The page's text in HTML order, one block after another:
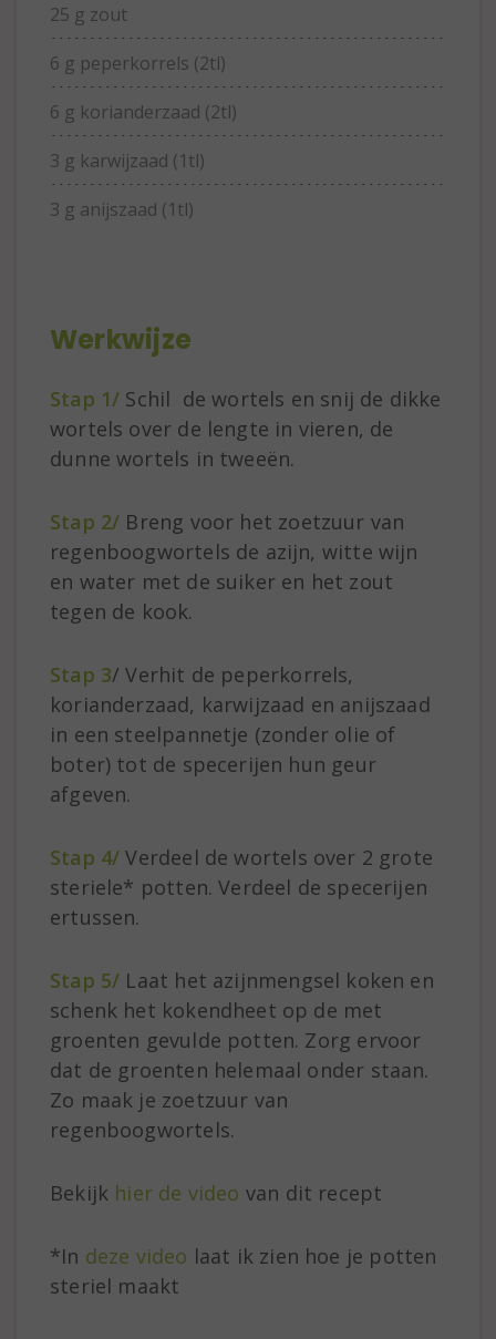
25 g zout
6 g peperkorrels (2tl)
6 g korianderzaad (2tl)
3 g karwijzaad (1tl)
3 g anijszaad (1tl)
Werkwijze
Stap 1/ Schil de wortels en snij de dikke
wortels over de lengte in vieren, de
dunne wortels in tweeën.
Stap 2/ Breng voor het zoetzuur van
regenboogwortels de azijn, witte wijn
en water met de suiker en het zout
tegen de kook.
Stap 3/ Verhit de peperkorrels,
korianderzaad, karwijzaad en anijszaad
in een steelpannetje (zonder olie of
boter) tot de specerijen hun geur
afgeven.
Stap 4/ Verdeel de wortels over 2 grote
steriele* potten. Verdeel de specerijen
ertussen.
Stap 5/ Laat het azijnmengsel koken en
schenk het kokendheet op de met
groenten gevulde potten. Zorg ervoor
dat de groenten helemaal onder staan.
Zo maak je zoetzuur van
regenboogwortels.
Bekijk hier de video van dit recept
*In deze video laat ik zien hoe je potten
steriel maakt